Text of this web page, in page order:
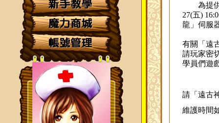
為提
27(五) 16:0
龍 」伺服
有關「 遠
請玩家密
學員們遊
請 「 遠古
維護時間